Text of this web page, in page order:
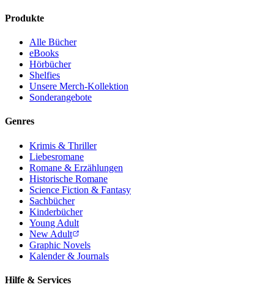
Produkte
Alle Bücher
eBooks
Hörbücher
Shelfies
Unsere Merch-Kollektion
Sonderangebote
Genres
Krimis & Thriller
Liebesromane
Romane & Erzählungen
Historische Romane
Science Fiction & Fantasy
Sachbücher
Kinderbücher
Young Adult
New Adult
Graphic Novels
Kalender & Journals
Hilfe & Services